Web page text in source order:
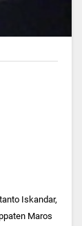
Iskandar,
Maros